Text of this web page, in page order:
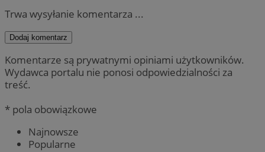
Trwa wysyłanie komentarza ...
Dodaj komentarz
Komentarze są prywatnymi opiniami użytkowników.
Wydawca portalu nie ponosi odpowiedzialności za
treść.
* pola obowiązkowe
Najnowsze
Popularne